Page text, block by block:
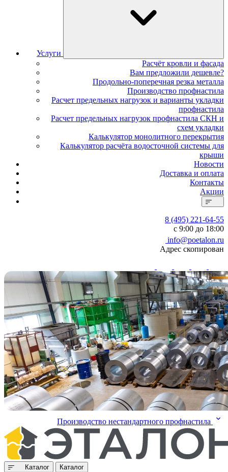
Услуги
Расчёт кровли и фасада
Вам предложили дешевле?
Продольно-поперечная резка металла
Производство профнастила
Расчет предельных нагрузок и варианты укладки
профнастила
Расчет предельных нагрузок профнастила СКН и
схем укладки
Калькулятор монолитного перекрытия
Калькулятор расчёта водосточной системы для
крыши
Новости
Доставка и оплата
Контакты
Акции
8 (495) 221-64-55
с 9:00 до 18:00
info@poetalon.ru
Адрес скопирован
Производство нестандартного профнастила
Каталог Каталог